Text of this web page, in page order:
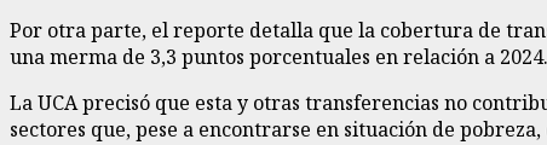
Por otra parte, el reporte detalla que la cobertura de
una merma de 3,3 puntos porcentuales en relación a 2024.
La UCA precisó que esta y otras transferencias no
sectores que, pese a encontrarse en situación de